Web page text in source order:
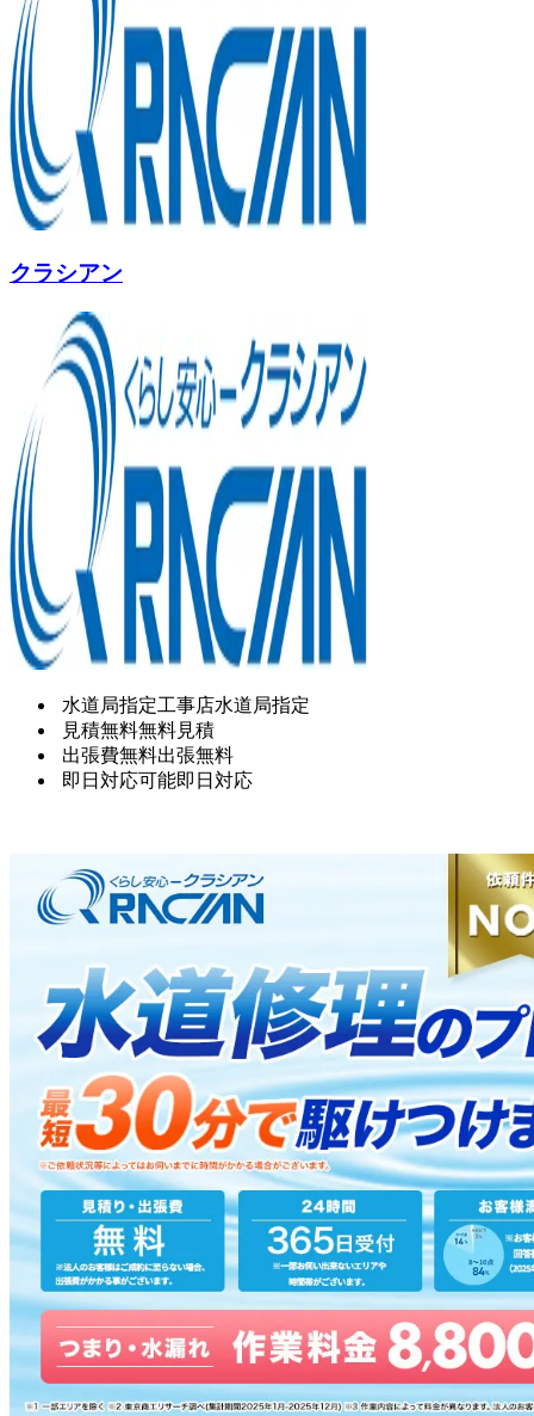
クラシアン
水道局指定工事店水道局指定
見積無料無料見積
出張費無料出張無料
即日対応可能即日対応